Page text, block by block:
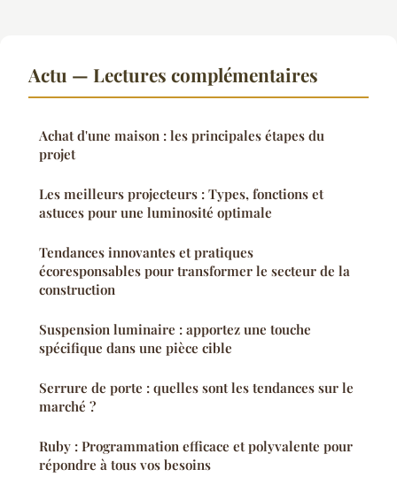
Actu — Lectures complémentaires
Achat d'une maison : les principales étapes du
projet
Les meilleurs projecteurs : Types, fonctions et
astuces pour une luminosité optimale
Tendances innovantes et pratiques
écoresponsables pour transformer le secteur de la
construction
Suspension luminaire : apportez une touche
spécifique dans une pièce cible
Serrure de porte : quelles sont les tendances sur le
marché ?
Ruby : Programmation efficace et polyvalente pour
répondre à tous vos besoins